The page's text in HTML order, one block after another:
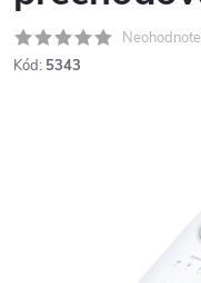
Kód: 5343